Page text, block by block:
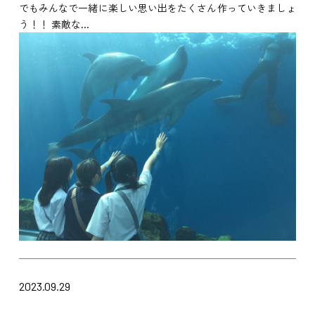
でもみんなで一緒に楽しい思い出をたくさん作っていきましょ
う！！ 素敵な...
2023.09.29